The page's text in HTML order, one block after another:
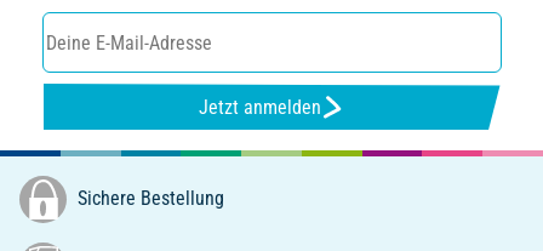
Jetzt anmelden
Sichere Bestellung